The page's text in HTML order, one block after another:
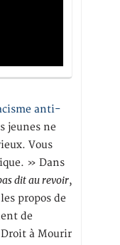
anti-
jeunes ne
Vous
» Dans
dit au revoir,
propos de
de
Droit à Mourir